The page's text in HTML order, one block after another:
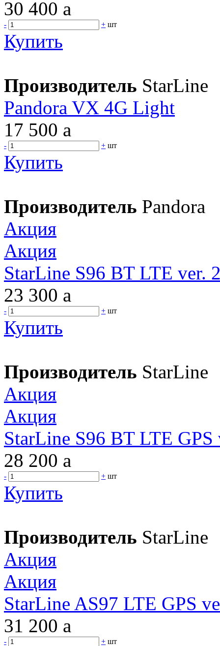
30 400 a
- + шт
Купить
Производитель StarLine
Pandora VX 4G Light
17 500 a
- + шт
Купить
Производитель Pandora
Акция
Акция
StarLine S96 BT LTE ver.
23 300 a
- + шт
Купить
Производитель StarLine
Акция
Акция
StarLine S96 BT LTE GPS
28 200 a
- + шт
Купить
Производитель StarLine
Акция
Акция
StarLine AS97 LTE GPS
31 200 a
- + шт